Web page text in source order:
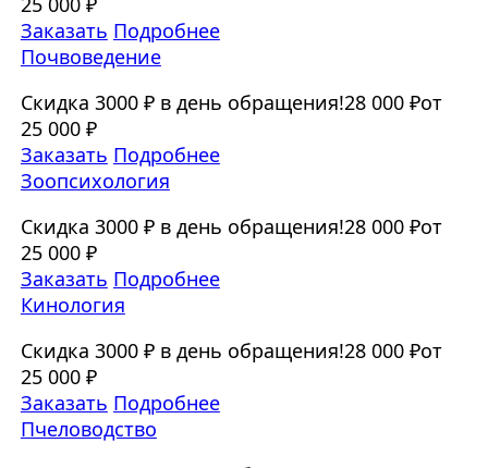
Заказать Подробнее
Почвоведение
Скидка 3000 ₽ в день обращения!28 000 ₽от
25 000 ₽
Заказать Подробнее
Зоопсихология
Скидка 3000 ₽ в день обращения!28 000 ₽от
25 000 ₽
Заказать Подробнее
Кинология
Скидка 3000 ₽ в день обращения!28 000 ₽от
25 000 ₽
Заказать Подробнее
Пчеловодство